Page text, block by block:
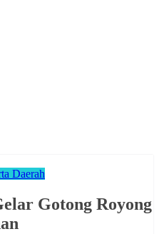
Daerah
Gotong Royong